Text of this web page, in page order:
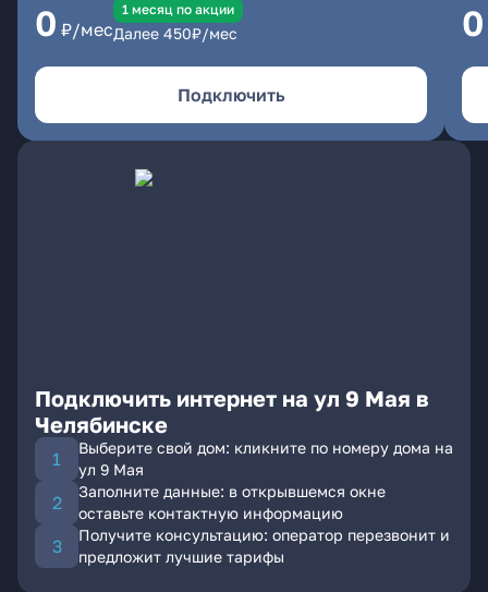
0 ₽/мес
1 месяц по акции
Далее 450₽/мес
Подключить
0
Подключить интернет на ул 9 Мая в
Челябинске
Выберите свой дом: кликните по номеру дома на
ул 9 Мая
Заполните данные: в открывшемся окне
оставьте контактную информацию
Получите консультацию: оператор перезвонит и
предложит лучшие тарифы